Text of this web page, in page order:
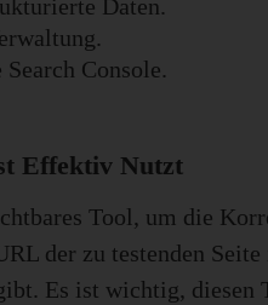
Daten.
Console.
Effektiv Nutzt
Tool, um die
der zu testenden
Es ist wichtig, diesen